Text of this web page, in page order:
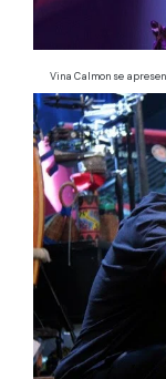
Vina Calmon se